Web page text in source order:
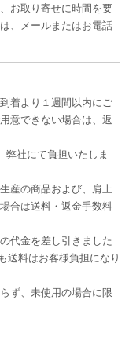
お取り寄せに時間を要
、メールまたはお電話
着より１週間以内にご
意できない場合は、返
弊社にて負担いたしま
産の商品および、肩上
合は送料・返金手数料
代金を差し引きました
送料はお客様負担になり
ず、未使用の場合に限